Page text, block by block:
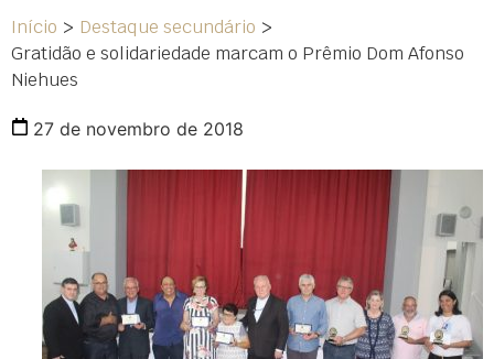
Início > Destaque secundário >
Gratidão e solidariedade marcam o Prêmio Dom Afonso
Niehues
27 de novembro de 2018